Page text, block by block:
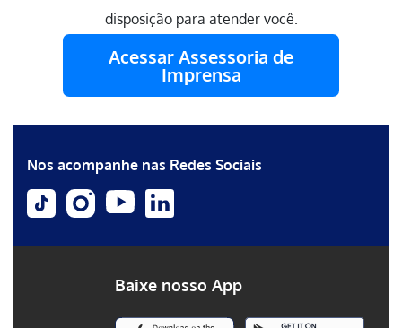
disposição para atender você.
Acessar Assessoria de
Imprensa
Nos acompanhe nas Redes Sociais
Baixe nosso App